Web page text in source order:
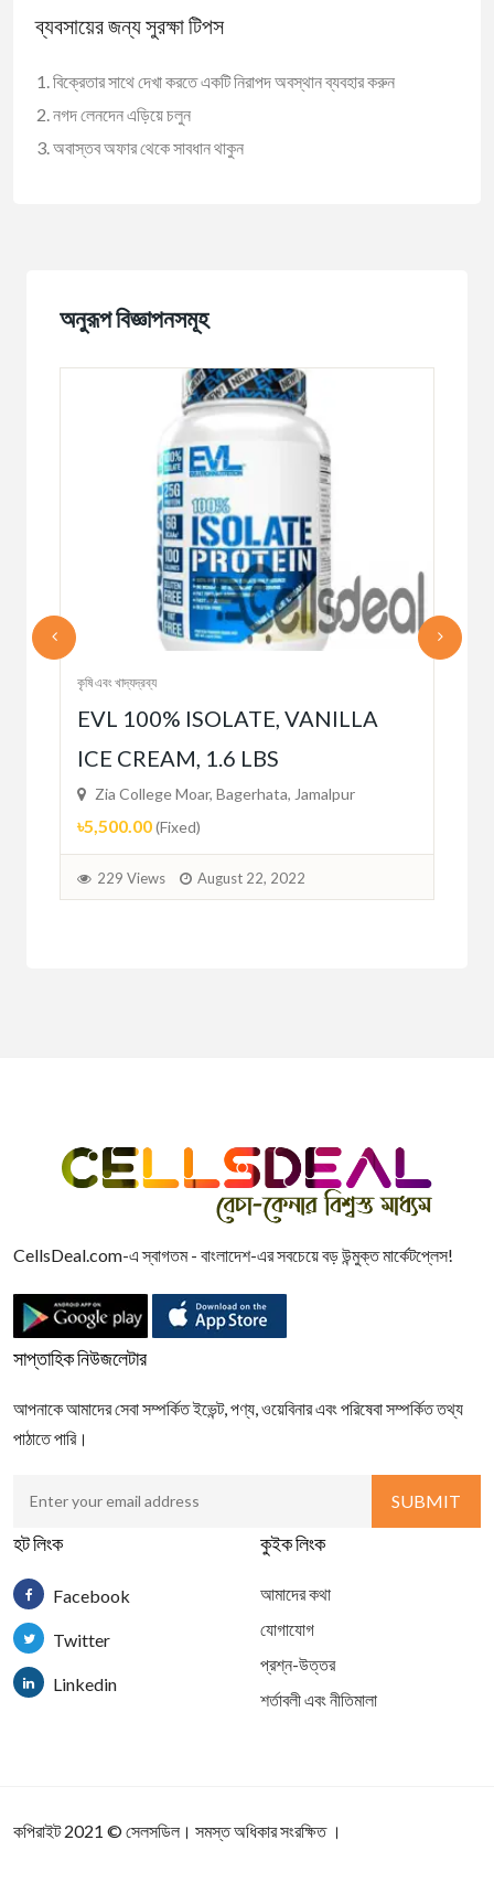
ব্যবসায়ের জন্য সুরক্ষা টিপস
বিক্রেতার সাথে দেখা করতে একটি নিরাপদ অবস্থান ব্যবহার করুন
নগদ লেনদেন এড়িয়ে চলুন
অবাস্তব অফার থেকে সাবধান থাকুন
অনুরূপ বিজ্ঞাপনসমূহ
কৃষি এবং খাদ্যদ্রব্য
EVL 100% ISOLATE, VANILLA
ICE CREAM, 1.6 LBS
Zia College Moar, Bagerhata, Jamalpur
৳5,500.00(Fixed)
229 Views August 22, 2022
CellsDeal.com-এ স্বাগতম - বাংলাদেশ-এর সবচেয়ে বড় উন্মুক্ত মার্কেটপ্লেস!
সাপ্তাহিক নিউজলেটার
আপনাকে আমাদের সেবা সম্পর্কিত ইভেন্ট, পণ্য, ওয়েবিনার এবং পরিষেবা সম্পর্কিত তথ্য
পাঠাতে পারি।
হট লিংক
Facebook
Twitter
Linkedin
কুইক লিংক
আমাদের কথা
যোগাযোগ
প্রশ্ন-উত্তর
শর্তাবলী এবং নীতিমালা
কপিরাইট 2021 © সেলসডিল । সমস্ত অধিকার সংরক্ষিত ।